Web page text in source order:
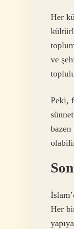
Her
ve
Peki,
Her